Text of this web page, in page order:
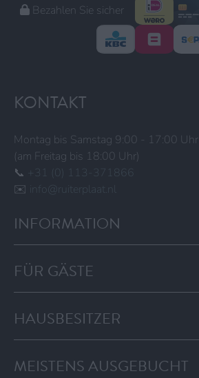
Bezahlen Sie sicher
KONTAKT
Montag bis Samstag 9:00 - 17:00 Uhr
(am Freitag bis 18:00 Uhr)
📞 +31 (0) 113-371866
✉️
info@ruiterplaat.nl
INFORMATION
FÜR GÄSTE
HAUSBESITZER
MEISTENS AUSGEBUCHT